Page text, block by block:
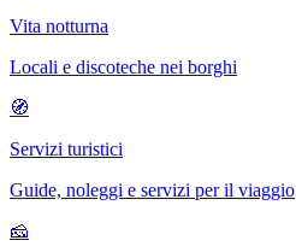
Vita notturna
Locali e discoteche nei borghi
🧭
Servizi turistici
Guide, noleggi e servizi per il viaggio
🧀